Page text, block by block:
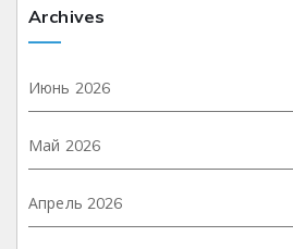
Archives
Июнь 2026
Май 2026
Апрель 2026